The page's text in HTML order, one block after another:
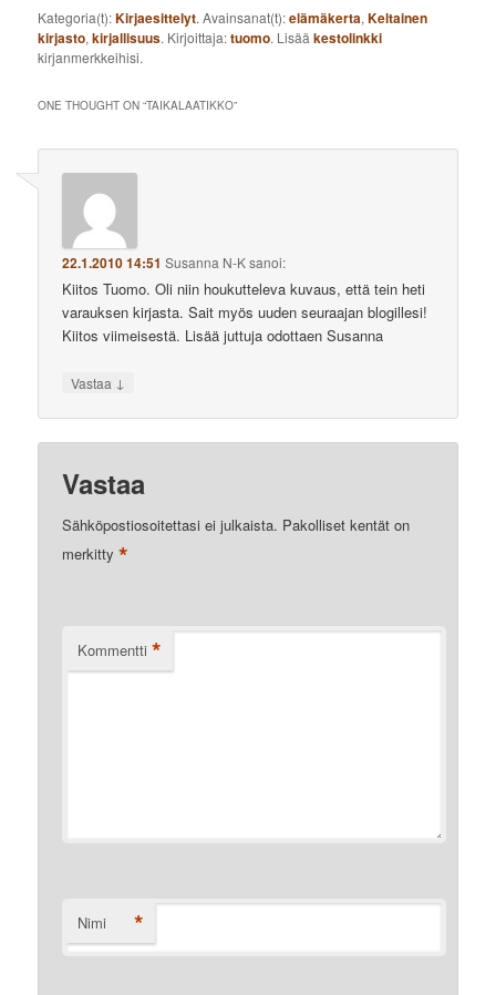
Kategoria(t):Kirjaesittelyt. Avainsanat(t):elämäkerta,Keltainen
kirjasto,kirjallisuus. Kirjoittaja:tuomo. Lisääkestolinkki
kirjanmerkkeihisi.
ONE THOUGHT ON “TAIKALAATIKKO”
22.1.2010 14:51 Susanna N-Ksanoi:
Kiitos Tuomo. Oli niin houkutteleva kuvaus, että tein heti
varauksen kirjasta. Sait myös uuden seuraajan blogillesi!
Kiitos viimeisestä. Lisää juttuja odottaen Susanna
Vastaa ↓
Vastaa
Sähköpostiosoitettasi ei julkaista. Pakolliset kentät on
merkitty*
Kommentti *
Nimi *